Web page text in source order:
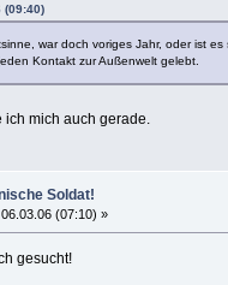
(09:40)
war doch voriges Jahr, oder ist
Kontakt zur Außenwelt gelebt.
mich auch gerade.
Soldat!
06.03.06 (07:10) »
gesucht!